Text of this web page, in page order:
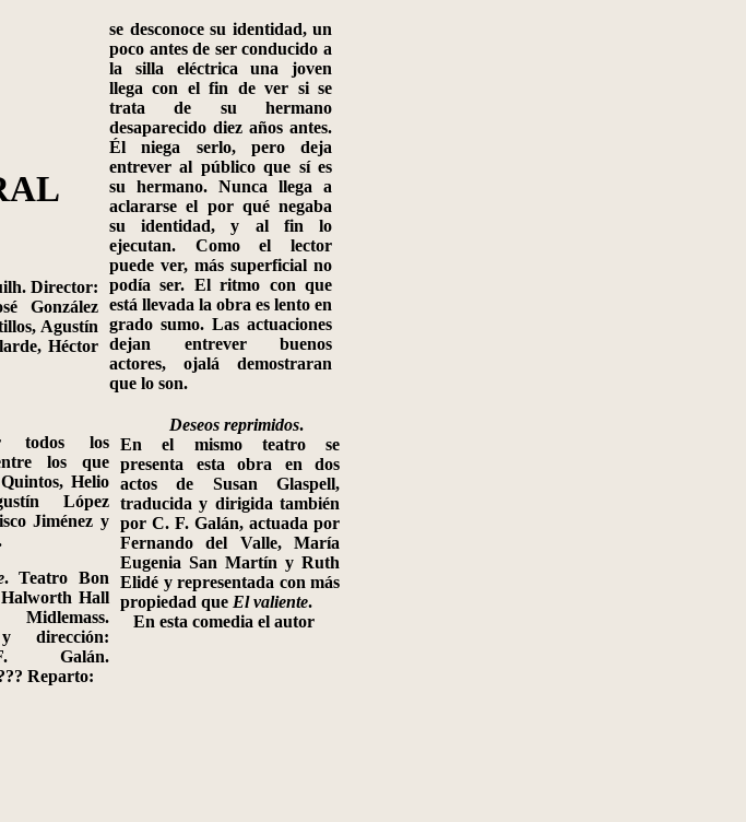
. Director:
González
Agustín
Héctor
se desconoce su identidad, un
poco antes de ser conducido a
la silla eléctrica una joven
llega con el fin de ver si se
trata de su hermano
desaparecido diez años antes.
Él niega serlo, pero deja
entrever al público que sí es
su hermano. Nunca llega a
aclararse el por qué negaba
su identidad, y al fin lo
ejecutan. Como el lector
puede ver, más superficial no
podía ser. El ritmo con que
está llevada la obra es lento en
grado sumo. Las actuaciones
dejan entrever buenos
actores, ojalá demostraran
que lo son.
todos los
los que
Helio
López
Jiménez y
.Teatro Bon
Hall
dirección:
Galán.
Reparto:
Deseos reprimidos.
En el mismo teatro se
presenta esta obra en dos
actos de Susan Glaspell,
traducida y dirigida también
por C. F. Galán, actuada por
Fernando del Valle, María
Eugenia San Martín y Ruth
Elidé y representada con más
propiedad que El valiente.
En esta comedia el autor